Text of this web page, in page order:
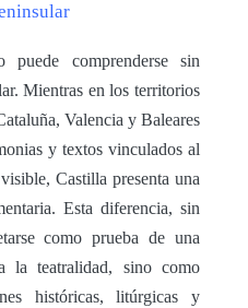
comprenderse sin
Mientras en los territorios
Valencia y Baleares
y textos vinculados al
Castilla presenta una
Esta diferencia, sin
como prueba de una
la teatralidad, sino como
históricas, litúrgicas y